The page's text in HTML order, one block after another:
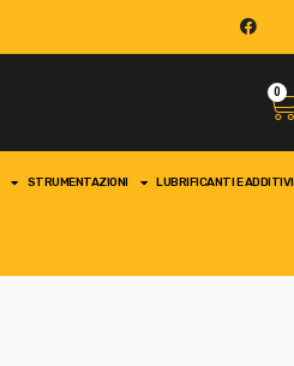
0
STRUMENTAZIONI LUBRIFICANTI E ADDITIVI